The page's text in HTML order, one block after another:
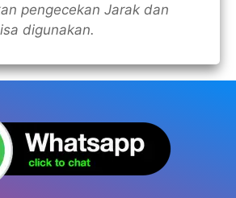
pengecekan Jarak dan
digunakan.